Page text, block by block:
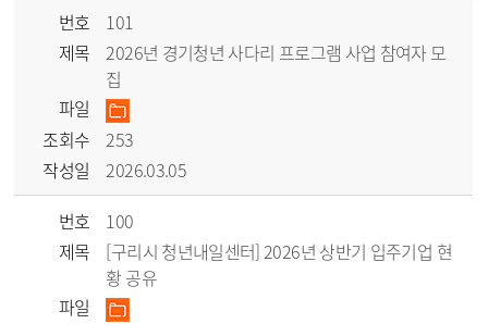
번호
101
제목
2026년 경기청년 사다리 프로그램 사업 참여자 모
집
파일
조회수
253
작성일
2026.03.05
번호
100
제목
[구리시 청년내일센터] 2026년 상반기 입주기업 현
황 공유
파일